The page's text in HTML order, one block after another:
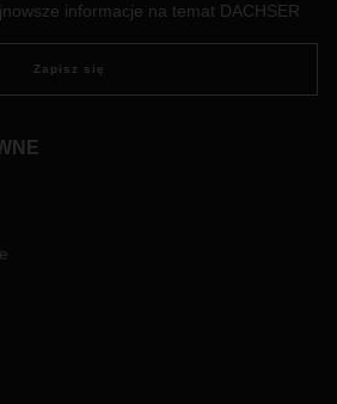
informacje na temat DACHSER
Zapisz się